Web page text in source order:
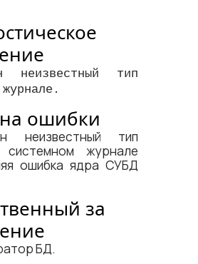
неизвестный тип
ошибки
неизвестный тип
журнале
ошибка ядра СУБД
за
БД.